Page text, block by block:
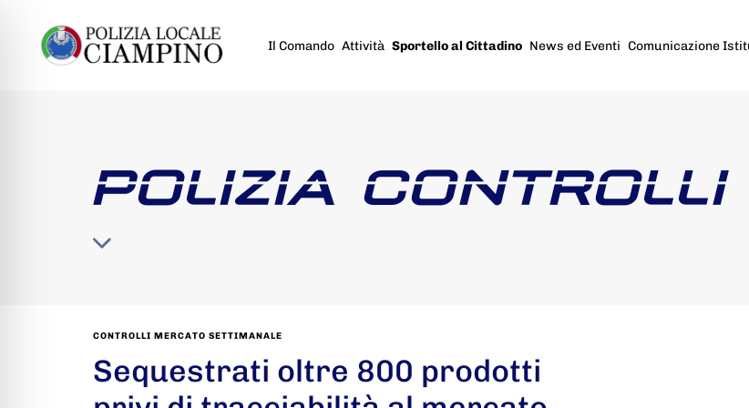
Il Comando Attività Sportello al Cittadino News ed Eventi Comunicazione
POLIZIA
CONTROLLI MERCATO SETTIMANALE
Sequestrati oltre 800 prodotti